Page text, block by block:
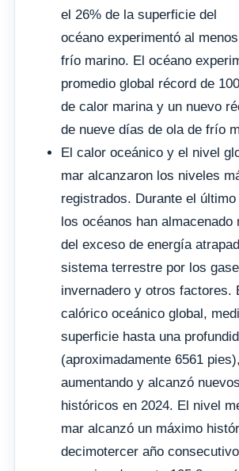
el 26% de la superficie del
océano experimentó al
frío marino. El océano
promedio global récord de
de calor marina y un nuevo
de nueve días de ola de frío
El calor oceánico y el nivel
mar alcanzaron los niveles
registrados. Durante el
los océanos han almacenado
del exceso de energía
sistema terrestre por los
invernadero y otros factores.
calórico oceánico global,
superficie hasta una
(aproximadamente 6561
aumentando y alcanzó
históricos en 2024. El nivel
mar alcanzó un máximo
decimotercer año